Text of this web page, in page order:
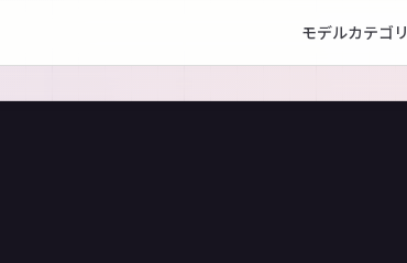
モデルカテゴリ